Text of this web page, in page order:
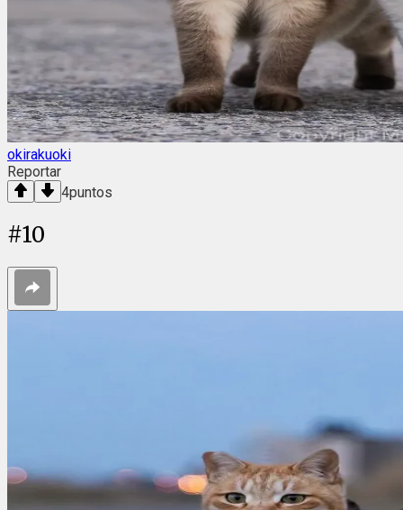
okirakuoki
Reportar
4puntos
#10